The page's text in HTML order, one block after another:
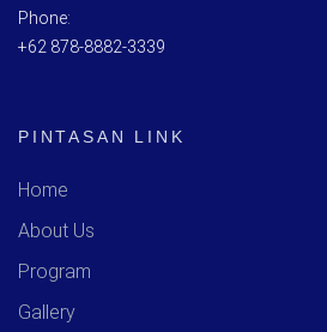
Phone:
+62 878-8882-3339
PINTASAN LINK
Home
About Us
Program
Gallery